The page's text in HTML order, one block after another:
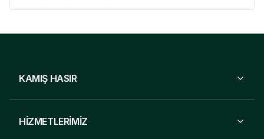
KAMIŞ HASIR
HİZMETLERİMİZ